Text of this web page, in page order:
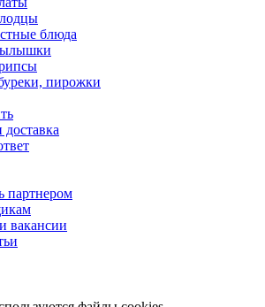
блюда
пирожки
партнером
вакансии